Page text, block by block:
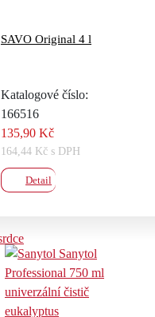
SAVO Original 4 l
Katalogové číslo:
166516
135,90 Kč
164,44 Kč s DPH
Detail